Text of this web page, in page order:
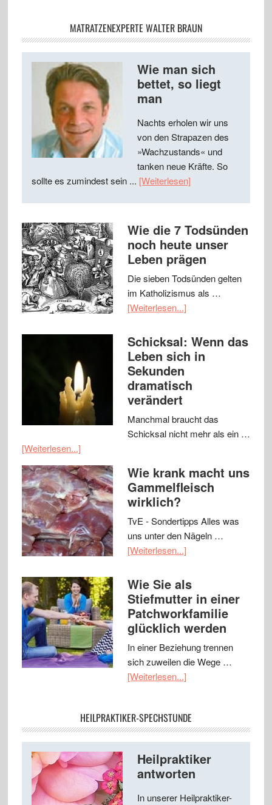
MATRATZENEXPERTE WALTER BRAUN
Wie man sich
bettet, so liegt
man
Nachts erholen wir uns
von den Strapazen des
»Wachzustands« und
tanken neue Kräfte. So
sollte es zumindest sein ... [Weiterlesen]
Wie die 7 Todsünden
noch heute unser
Leben prägen
Die sieben Todsünden gelten
im Katholizismus als …
[Weiterlesen...]
Schicksal: Wenn das
Leben sich in
Sekunden
dramatisch
verändert
Manchmal braucht das
Schicksal nicht mehr als ein …
[Weiterlesen...]
Wie krank macht uns
Gammelfleisch
wirklich?
TvE - Sondertipps Alles was
uns unter den Nägeln …
[Weiterlesen...]
Wie Sie als
Stiefmutter in einer
Patchworkfamilie
glücklich werden
In einer Beziehung trennen
sich zuweilen die Wege …
[Weiterlesen...]
HEILPRAKTIKER-SPECHSTUNDE
Heilpraktiker
antworten
In unserer Heilpraktiker-